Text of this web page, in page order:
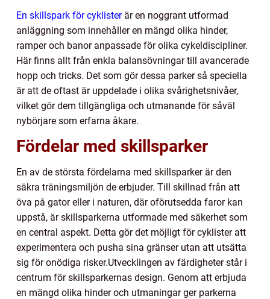
En skillspark för cyklisterär en noggrant utformad
anläggning som innehåller en mängd olika hinder,
ramper och banor anpassade för olika cykeldiscipliner.
Här finns allt från enkla balansövningar till avancerade
hopp och tricks. Det som gör dessa parker så speciella
är att de oftast är uppdelade i olika svårighetsnivåer,
vilket gör dem tillgängliga och utmanande för såväl
nybörjare som erfarna åkare.
Fördelar med skillsparker
En av de största fördelarna med skillsparker är den
säkra träningsmiljön de erbjuder. Till skillnad från att
öva på gator eller i naturen, där oförutsedda faror kan
uppstå, är skillsparkerna utformade med säkerhet som
en central aspekt. Detta gör det möjligt för cyklister att
experimentera och pusha sina gränser utan att utsätta
sig för onödiga risker.Utvecklingen av färdigheter står i
centrum för skillsparkernas design. Genom att erbjuda
en mängd olika hinder och utmaningar ger parkerna